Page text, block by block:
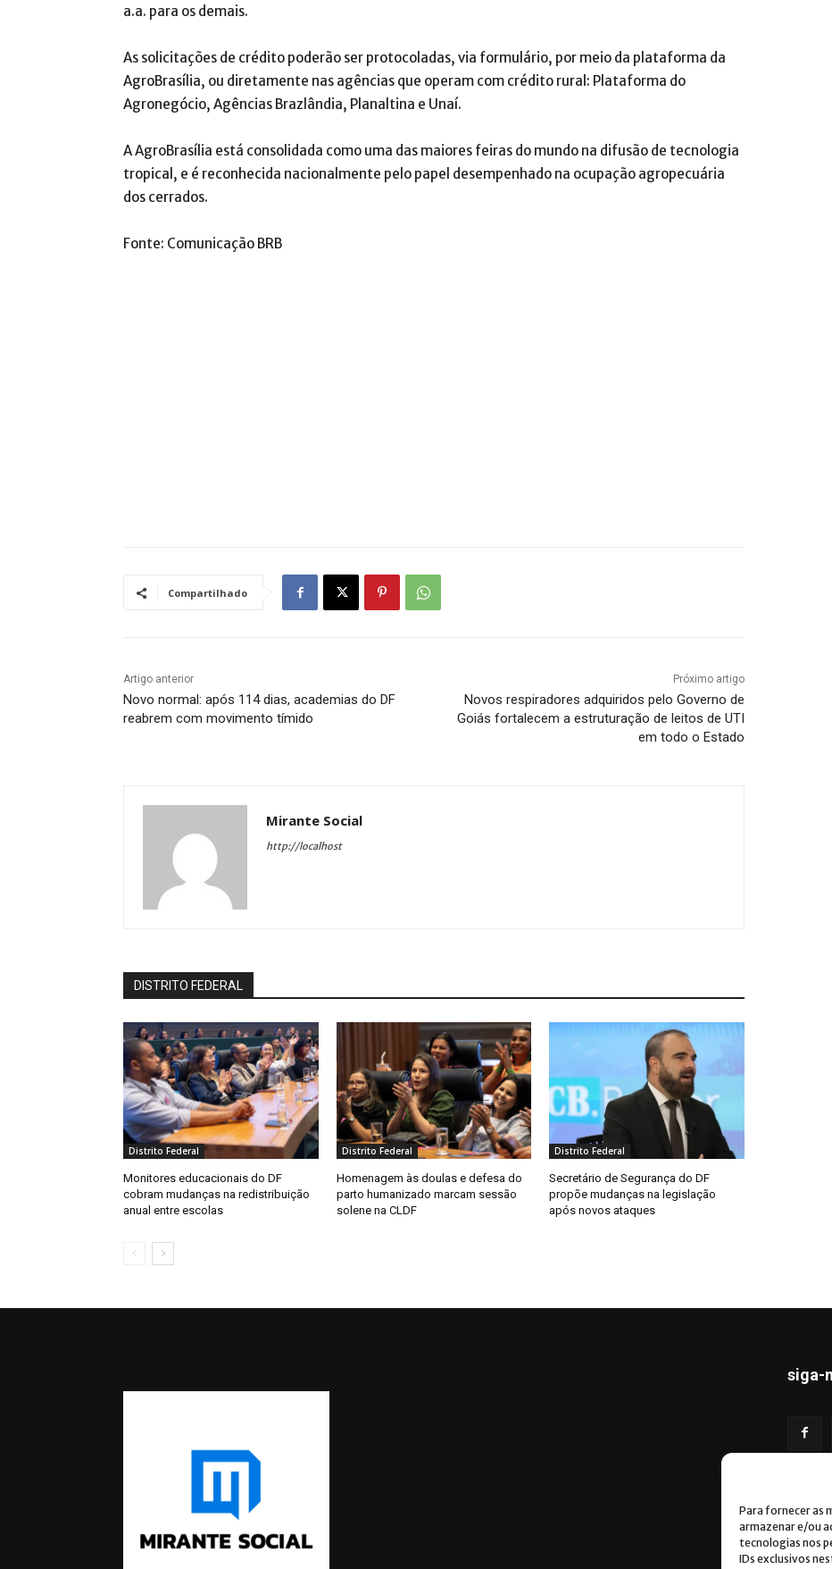
Para fornecer as
armazenar e/ou
tecnologias nos
IDs exclusivos
a.a. para os demais.
As solicitações de crédito poderão ser protocoladas, via formulário, por meio da plataforma da
AgroBrasília, ou diretamente nas agências que operam com crédito rural: Plataforma do
Agronegócio, Agências Brazlândia, Planaltina e Unaí.
A AgroBrasília está consolidada como uma das maiores feiras do mundo na difusão de tecnologia
tropical, e é reconhecida nacionalmente pelo papel desempenhado na ocupação agropecuária
dos cerrados.
Fonte: Comunicação BRB
Compartilhado
Artigo anterior
Novo normal: após 114 dias, academias do DF
reabrem com movimento tímido
Próximo artigo
Novos respiradores adquiridos pelo Governo de
Goiás fortalecem a estruturação de leitos de UTI
em todo o Estado
Mirante Social
http://localhost
DISTRITO FEDERAL
Distrito Federal
Monitores educacionais do DF
cobram mudanças na redistribuição
anual entre escolas
Distrito Federal
Homenagem às doulas e defesa do
parto humanizado marcam sessão
solene na CLDF
Distrito Federal
Secretário de Segurança do DF
propõe mudanças na legislação
após novos ataques
siga-